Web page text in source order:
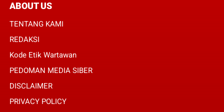
ABOUT US
TENTANG KAMI
REDAKSI
Kode Etik Wartawan
PEDOMAN MEDIA SIBER
DISCLAIMER
PRIVACY POLICY